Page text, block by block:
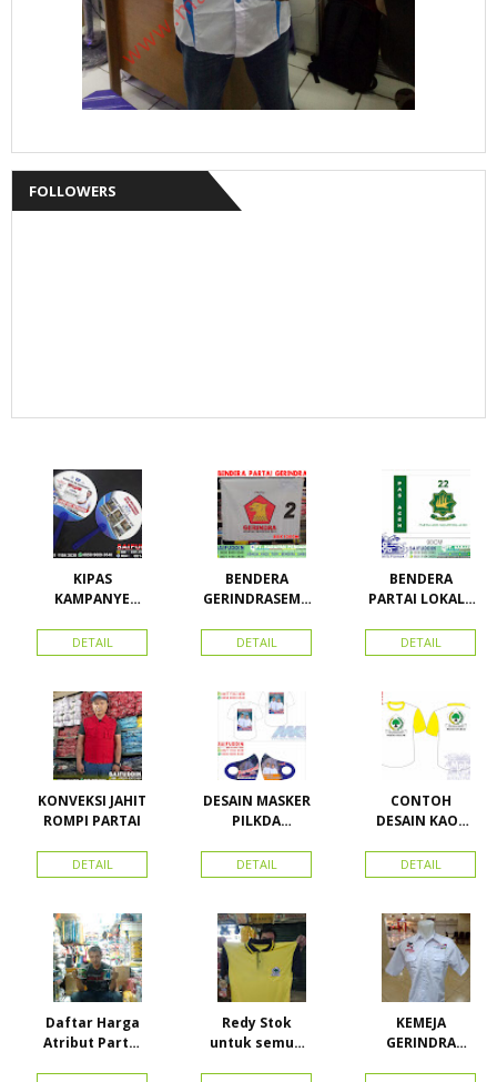
FOLLOWERS
KIPAS
KAMPANYE
DETAIL
BENDERA
GERINDRASEMU
DETAIL
BENDERA
PARTAI LOKAL /
ACEH
DETAIL
KONVEKSI JAHIT
ROMPI PARTAI
DETAIL
DESAIN MASKER
PILKDA
Calon Bupati &
Wakil Bupati
Kepulauan
DETAIL
CONTOH
DESAIN KAOS
BAHAN PE
DOUBLE
DETAIL
Daftar Harga
Atribut Partai
Redy Stok
untuk semua
KEMEJA
GERINDRA